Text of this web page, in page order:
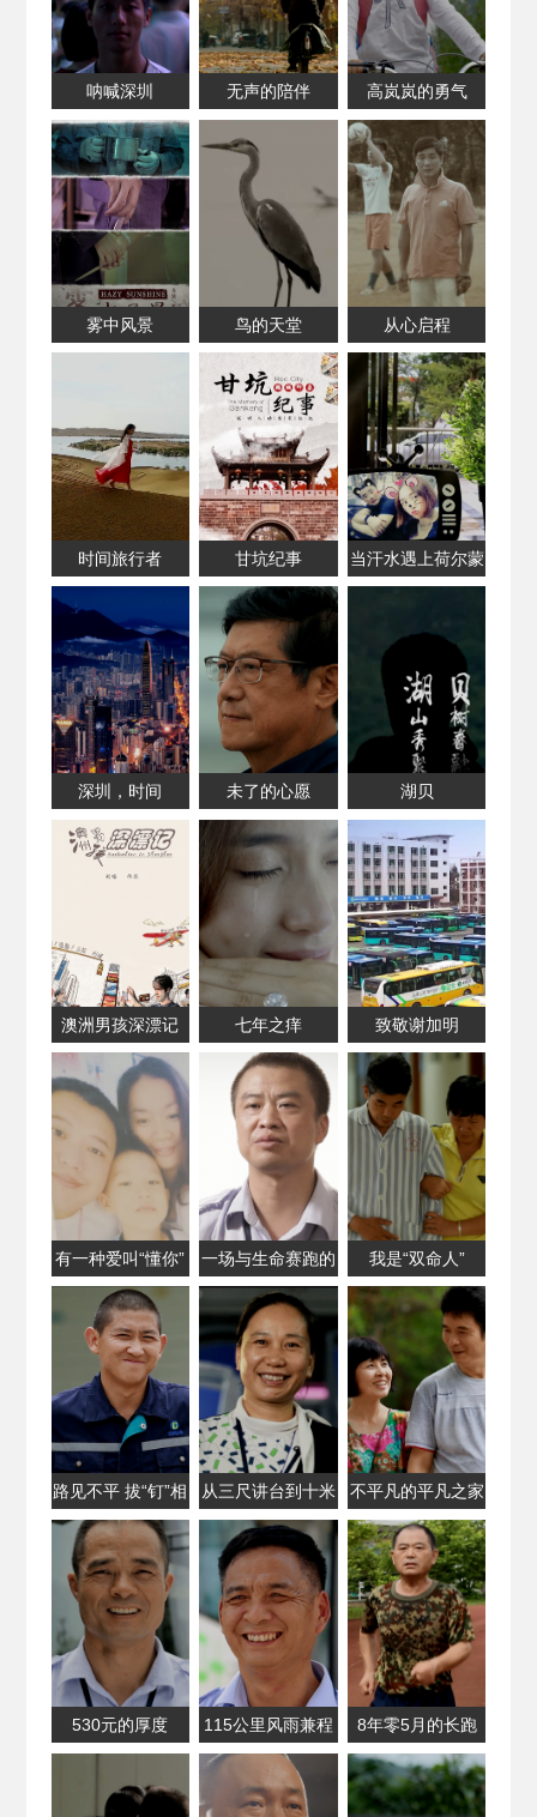
呐喊深圳 无声的陪伴 高岚岚的勇气
雾中风景 鸟的天堂 从心启程
时间旅行者 甘坑纪事 当汗水遇上荷尔蒙
深圳，时间 未了的心愿 湖贝
澳洲男孩深漂记 七年之痒 致敬谢加明
有一种爱叫“懂你”
一场与生命赛跑的
扑救
我是“双命人”
路见不平 拔“钉”相
助
从三尺讲台到十米
车厢
不平凡的平凡之家
530元的厚度 115公里风雨兼程 8年零5月的长跑